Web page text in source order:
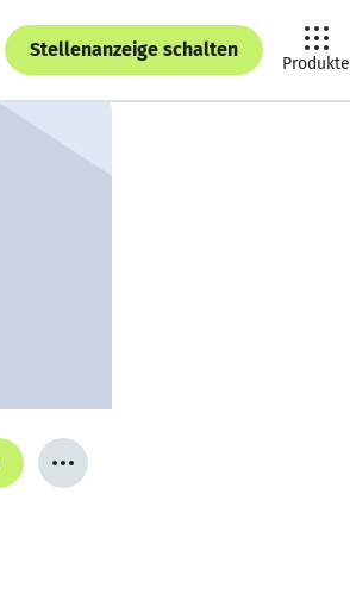
Stellenanzeige schalten
Produkte